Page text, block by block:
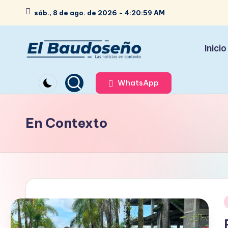
Saltar
contenido
sáb., 8 de ago. de 2026 - 4:21:00 AM
e
ó
d
i
c
o
noticias
en
Inicio
WhatsApp
En Contexto